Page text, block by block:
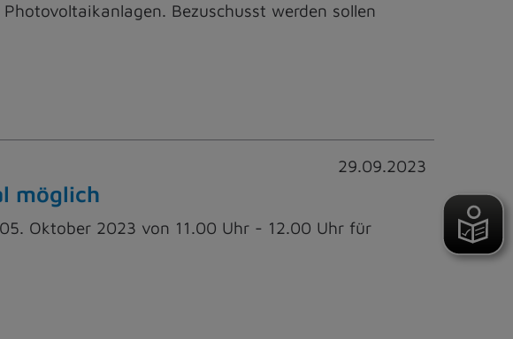
Bezuschusst werden sollen
29.09.2023
möglich
Oktober 2023 von 11.00 Uhr - 12.00 Uhr für